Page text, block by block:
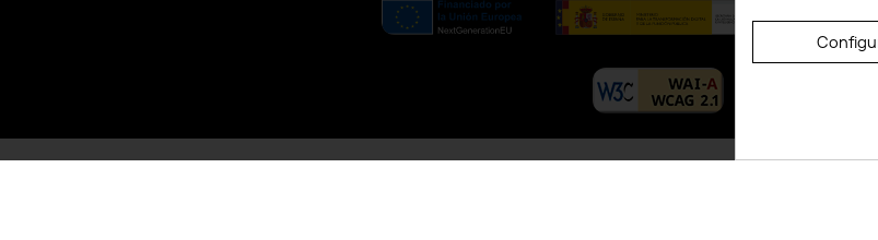
La página dispone